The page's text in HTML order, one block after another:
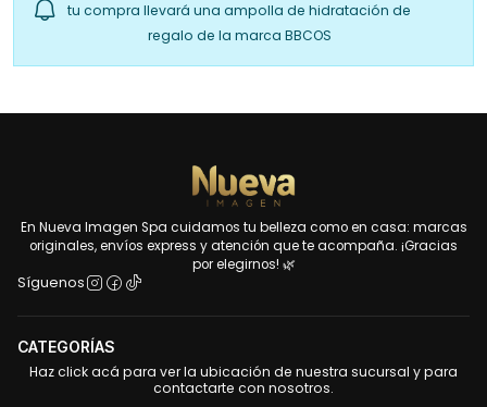
tu compra llevará una ampolla de hidratación de
regalo de la marca BBCOS
En Nueva Imagen Spa cuidamos tu belleza como en casa: marcas
originales, envíos express y atención que te acompaña. ¡Gracias
por elegirnos! 🌿
Síguenos
CATEGORÍAS
Haz click acá para ver la ubicación de nuestra sucursal y para
contactarte con nosotros.